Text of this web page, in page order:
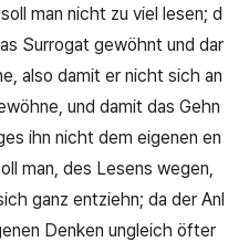
man nicht zu viel lesen; d
Surrogat gewöhnt und dar
also damit er nicht sich an
und damit das Gehn
ihn nicht dem eigenen en
man, des Lesens wegen,
ganz entziehn; da der Anl
Denken ungleich öfter